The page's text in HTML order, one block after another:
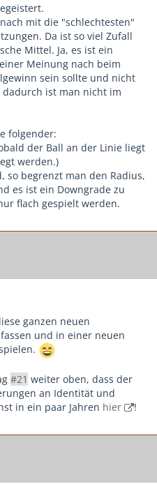
mit die "schlechtesten"
Da ist so viel Zufall
Mittel. Ja, es ist ein
Meinung nach beim
sein sollte und nicht
ist man nicht im
folgender:
der Ball an der Linie liegt
werden.)
so begrenzt man den Radius,
es ist ein Downgrade zu
flach gespielt werden.
ganzen neuen
und in einer neuen
#21 weiter oben, dass der
an Identität und
in ein paar Jahren hier !